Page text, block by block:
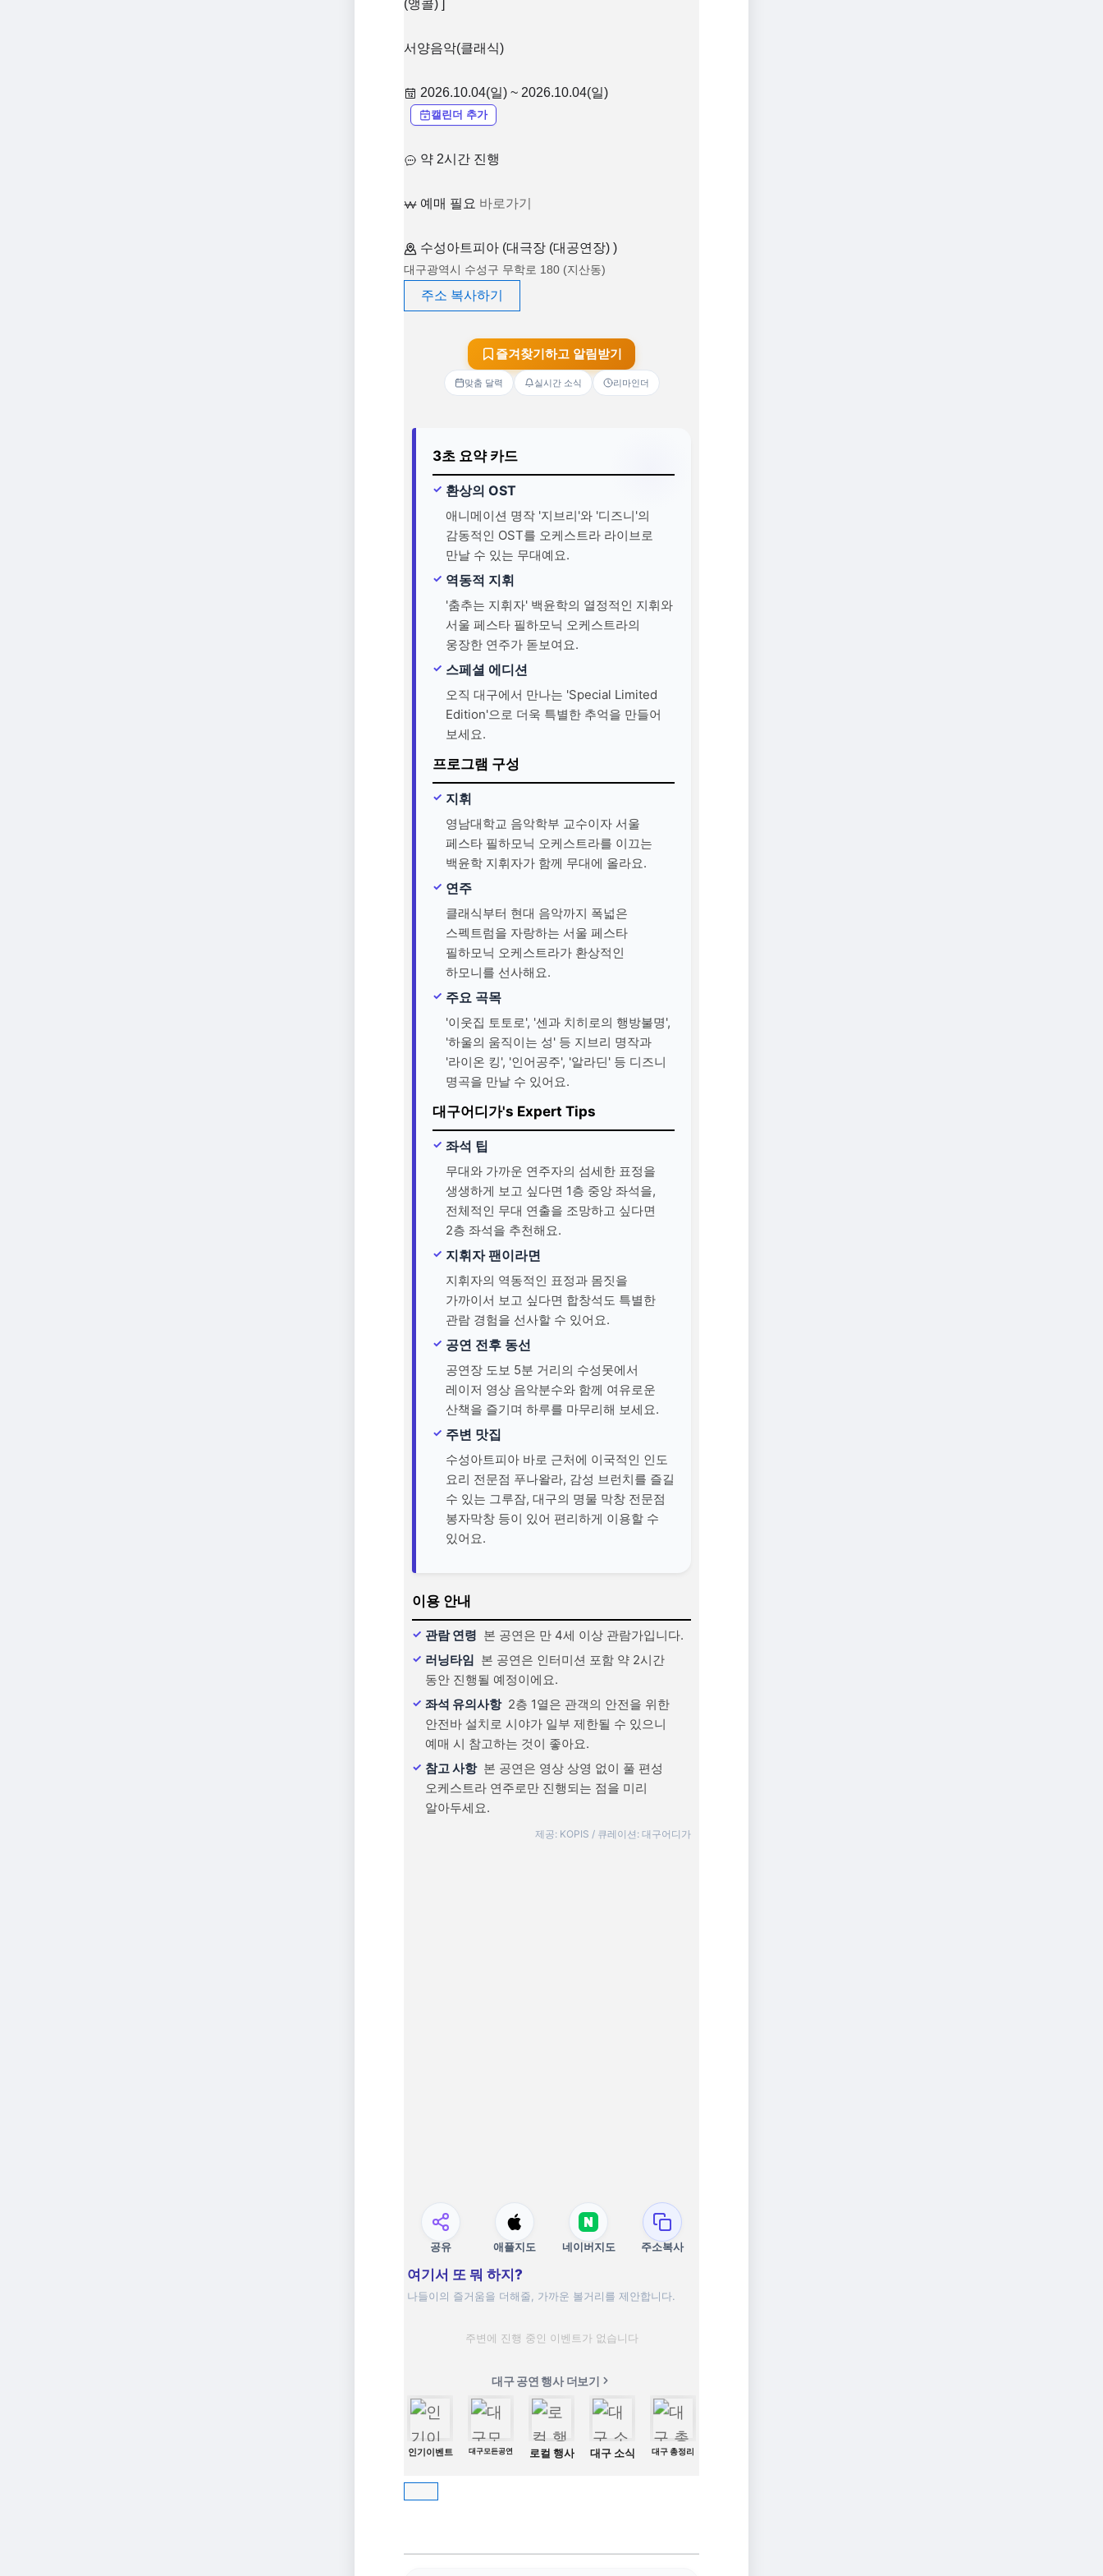
(앵콜) ]
서양음악(클래식)
2026.10.04(일) ~ 2026.10.04(일)
캘린더 추가
약 2시간 진행
예매 필요 바로가기
수성아트피아 (대극장 (대공연장) )
대구광역시 수성구 무학로 180 (지산동)
주소 복사하기
즐겨찾기하고 알림받기
맞춤 달력 실시간 소식 리마인더
3초 요약 카드
환상의 OST
애니메이션 명작 '지브리'와 '디즈니'의
감동적인 OST를 오케스트라 라이브로
만날 수 있는 무대예요.
역동적 지휘
'춤추는 지휘자' 백윤학의 열정적인 지휘와
서울 페스타 필하모닉 오케스트라의
웅장한 연주가 돋보여요.
스페셜 에디션
오직 대구에서 만나는 'Special Limited
Edition'으로 더욱 특별한 추억을 만들어
보세요.
프로그램 구성
지휘
영남대학교 음악학부 교수이자 서울
페스타 필하모닉 오케스트라를 이끄는
백윤학 지휘자가 함께 무대에 올라요.
연주
클래식부터 현대 음악까지 폭넓은
스펙트럼을 자랑하는 서울 페스타
필하모닉 오케스트라가 환상적인
하모니를 선사해요.
주요 곡목
'이웃집 토토로', '센과 치히로의 행방불명',
'하울의 움직이는 성' 등 지브리 명작과
'라이온 킹', '인어공주', '알라딘' 등 디즈니
명곡을 만날 수 있어요.
대구어디가's Expert Tips
좌석 팁
무대와 가까운 연주자의 섬세한 표정을
생생하게 보고 싶다면 1층 중앙 좌석을,
전체적인 무대 연출을 조망하고 싶다면
2층 좌석을 추천해요.
지휘자 팬이라면
지휘자의 역동적인 표정과 몸짓을
가까이서 보고 싶다면 합창석도 특별한
관람 경험을 선사할 수 있어요.
공연 전후 동선
공연장 도보 5분 거리의 수성못에서
레이저 영상 음악분수와 함께 여유로운
산책을 즐기며 하루를 마무리해 보세요.
주변 맛집
수성아트피아 바로 근처에 이국적인 인도
요리 전문점 푸나왈라, 감성 브런치를 즐길
수 있는 그루잠, 대구의 명물 막창 전문점
봉자막창 등이 있어 편리하게 이용할 수
있어요.
이용 안내
관람 연령 본 공연은 만 4세 이상 관람가입니다.
러닝타임 본 공연은 인터미션 포함 약 2시간
동안 진행될 예정이에요.
좌석 유의사항 2층 1열은 관객의 안전을 위한
안전바 설치로 시야가 일부 제한될 수 있으니
예매 시 참고하는 것이 좋아요.
참고 사항 본 공연은 영상 상영 없이 풀 편성
오케스트라 연주로만 진행되는 점을 미리
알아두세요.
제공: KOPIS / 큐레이션: 대구어디가
공유 애플지도 네이버지도 주소복사
여기서 또 뭐 하지?
나들이의 즐거움을 더해줄, 가까운 볼거리를 제안합니다.
주변에 진행 중인 이벤트가 없습니다
대구 공연 행사 더보기
인기이벤트 대구모든공연 로컬 행사 대구 소식 대구 총정리